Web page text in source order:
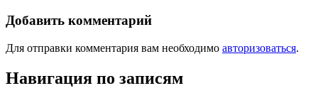
Добавить комментарий
Для отправки комментария вам необходимо авторизоваться.
Навигация по записям